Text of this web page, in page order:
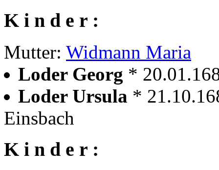
K i n d e r :
Mutter: Widmann Maria
Loder Georg *
Loder Ursula *
Einsbach
K i n d e r :